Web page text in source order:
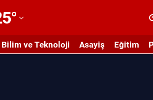
°
Bilim ve Teknoloji Asayiş Eğitim